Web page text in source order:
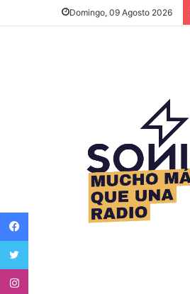
Domingo, 09 Agosto 2026